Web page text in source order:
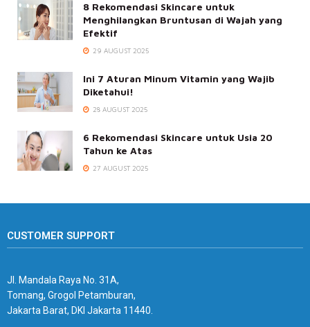
8 Rekomendasi Skincare untuk
Menghilangkan Bruntusan di Wajah yang
Efektif
29 AUGUST 2025
Ini 7 Aturan Minum Vitamin yang Wajib
Diketahui!
28 AUGUST 2025
6 Rekomendasi Skincare untuk Usia 20
Tahun ke Atas
27 AUGUST 2025
CUSTOMER SUPPORT
Jl. Mandala Raya No. 31A,
Tomang, Grogol Petamburan,
Jakarta Barat, DKI Jakarta 11440.